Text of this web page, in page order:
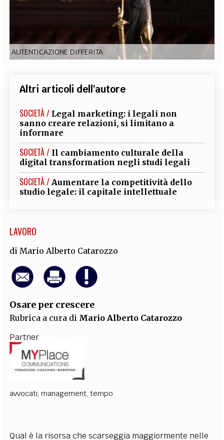
EXTRA
PROCEEDINGS PUBBLICITÀ
SOCIAL MEDIA
AUTENTICAZIONE DIFFERITA
Altri articoli dell'autore
SOCIETÀ / Legal marketing: i legali non
sanno creare relazioni, si limitano a
informare
SOCIETÀ / Il cambiamento culturale della
digital transformation negli studi legali
SOCIETÀ / Aumentare la competitività dello
studio legale: il capitale intellettuale
LAVORO
di Mario Alberto Catarozzo
Osare per crescere
Rubrica a cura di Mario Alberto Catarozzo
Partner
avvocati, management,tempo
Qual è la risorsa che scarseggia maggiormente nelle